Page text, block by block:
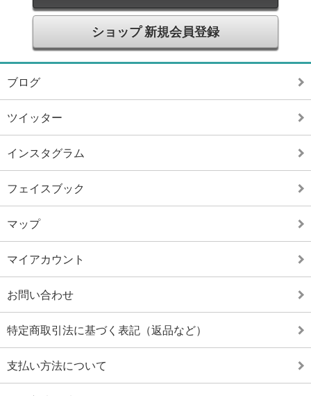
ショップ 新規会員登録
ブログ
ツイッター
インスタグラム
フェイスブック
マップ
マイアカウント
お問い合わせ
特定商取引法に基づく表記（返品など）
支払い方法について